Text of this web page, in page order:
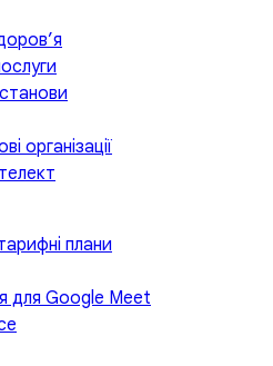
організації
плани
для Google Meet